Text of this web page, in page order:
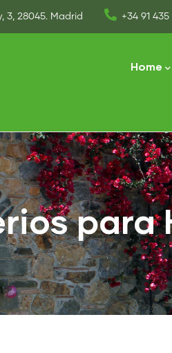
3, 28045. Madrid +34 91 435
Home
para